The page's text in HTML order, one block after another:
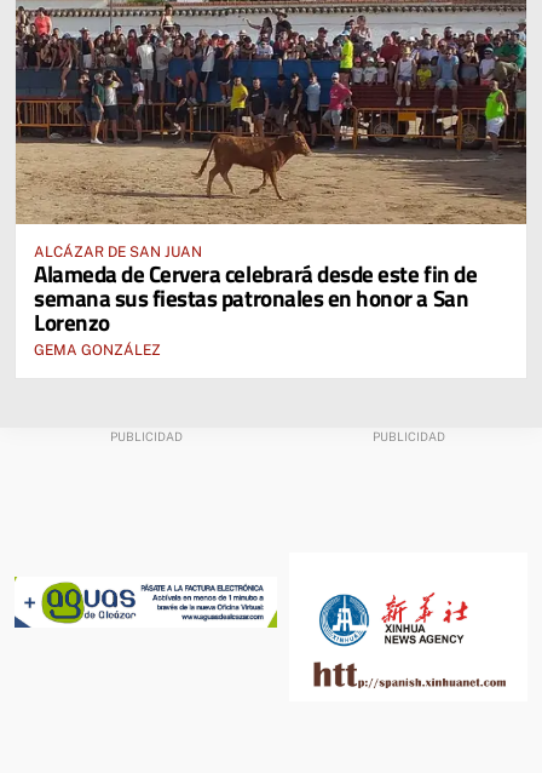
ALCÁZAR DE SAN JUAN
Alameda de Cervera celebrará desde este fin de
semana sus fiestas patronales en honor a San
Lorenzo
GEMA GONZÁLEZ